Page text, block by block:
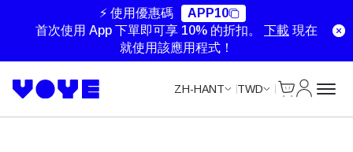
⚡ 使用優惠碼
APP10
首次使用 App 下單即可享 10% 的折扣。 下載 現在
就使用該應用程式！
ZH-HANT TWD